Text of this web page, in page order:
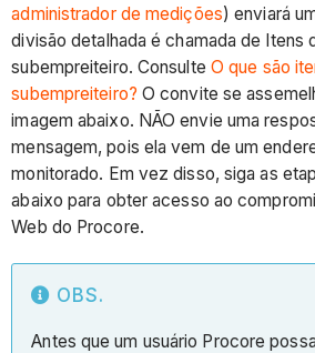
administrador de medições) enviará
divisão detalhada é chamada de Itens
subempreiteiro. Consulte O que são
subempreiteiro? O convite se
imagem abaixo. NÃO envie uma
mensagem, pois ela vem de um
monitorado. Em vez disso, siga as
abaixo para obter acesso ao
Web do Procore.
OBS.
Antes que um usuário Procore